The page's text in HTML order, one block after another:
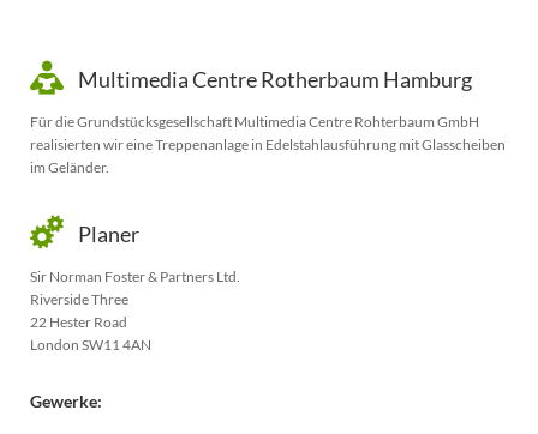
Multimedia Centre Rotherbaum Hamburg
Für die Grundstücksgesellschaft Multimedia Centre Rohterbaum GmbH
realisierten wir eine Treppenanlage in Edelstahlausführung mit Glasscheiben
im Geländer.
Planer
Sir Norman Foster & Partners Ltd.
Riverside Three
22 Hester Road
London SW11 4AN
Gewerke: